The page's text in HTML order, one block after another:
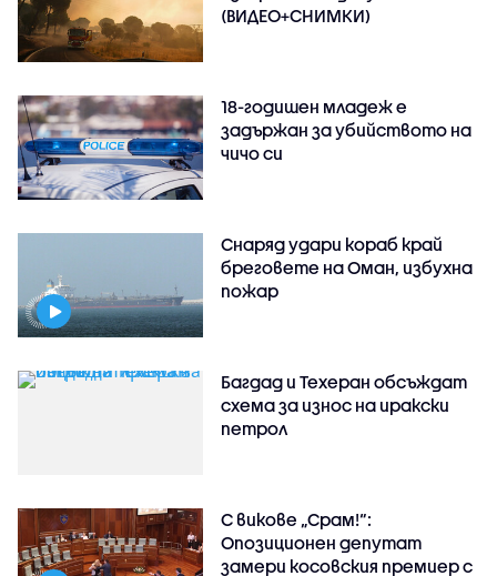
(ВИДЕО+СНИМКИ)
18-годишен младеж е
задържан за убийството на
чичо си
Снаряд удари кораб край
бреговете на Оман, избухна
пожар
Багдад и Техеран обсъждат
схема за износ на иракски
петрол
С викове „Срам!“:
Опозиционен депутат
замери косовския премиер с